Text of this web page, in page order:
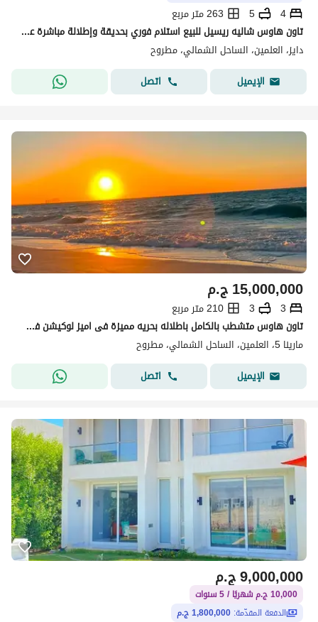
4
5
263 متر مربع
تاون هاوس شاليه ريسيل للبيع استلام فوري بحديقة وإطلالة مباشرة على البحر وبدون أوفر في Dayz الساحل الشمالي - العلمين الجديدة
دايز، العلمين، الساحل الشمالي، مطروح
الإيميل
اتصل
ج.م15,000,000
3
3
210 متر مربع
تاون هاوس متشطب بالكامل باطلاله بحريه مميزة فى اميز لوكيشن فى قلب مدينه العلمين بالساحل الشمالى
مارينا 5، العلمين، الساحل الشمالي، مطروح
الإيميل
اتصل
ج.م9,000,000
10,000 ج.م شهريًا / 5 سنوات
الدفعة المقدّمة: 1,800,000 ج.م